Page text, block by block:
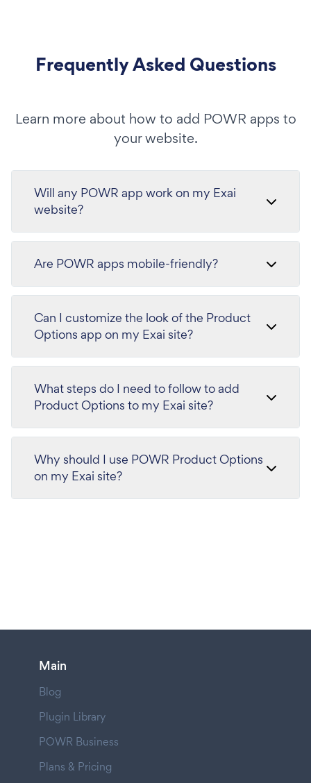
Frequently Asked Questions
Learn more about how to add POWR apps to
your website.
Will any POWR app work on my Exai
website?
Are POWR apps mobile-friendly?
Can I customize the look of the Product
Options app on my Exai site?
What steps do I need to follow to add
Product Options to my Exai site?
Why should I use POWR Product Options
on my Exai site?
Main
Blog
Plugin Library
POWR Business
Plans & Pricing